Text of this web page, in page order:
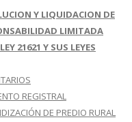
Y LIQUIDACION DE
LIMITADA
21621 Y SUS LEYES
REGISTRAL
DE PREDIO RURAL